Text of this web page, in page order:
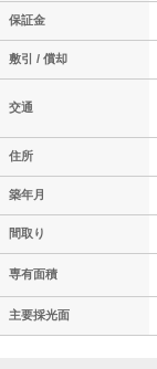
保証金
敷引 / 償却
交通
住所
築年月
間取り
専有面積
主要採光面